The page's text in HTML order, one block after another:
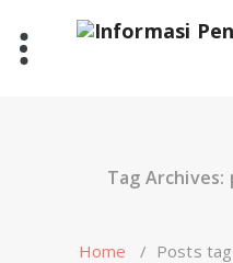
content
Tag
Home / Posts